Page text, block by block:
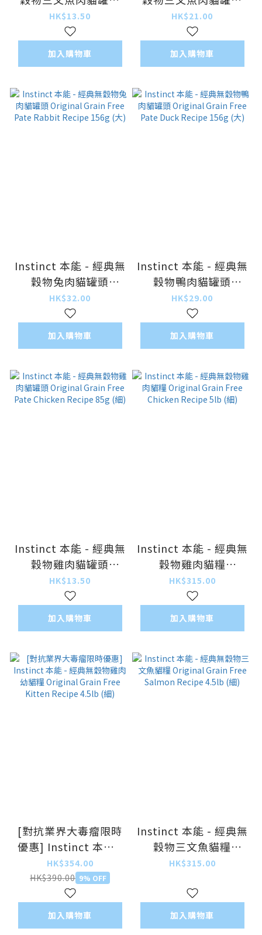
Original Grain Free
Pate Salmon Recipe
85g (細)
HK$13.50
加入購物車
Original Grain Free
Pate Salmon Recipe
156g (大)
HK$21.00
加入購物車
Instinct 本能 - 經典無
穀物兔肉貓罐頭
Original Grain Free
Pate Rabbit Recipe
156g (大)
HK$32.00
加入購物車
Instinct 本能 - 經典無
穀物鴨肉貓罐頭
Original Grain Free
Pate Duck Recipe
156g (大)
HK$29.00
加入購物車
Instinct 本能 - 經典無
穀物雞肉貓罐頭
Original Grain Free
Pate Chicken Recipe
85g (細)
HK$13.50
加入購物車
Instinct 本能 - 經典無
穀物雞肉貓糧
Original Grain Free
Chicken Recipe 5lb
(細)
HK$315.00
加入購物車
[對抗業界大毒瘤限時
優惠] Instinct 本能 -
經典無穀物雞肉幼貓糧
Original Grain Free
Kitten Recipe 4.5lb
(細)
HK$354.00
HK$390.00 9% OFF
加入購物車
Instinct 本能 - 經典無
穀物三文魚貓糧
Original Grain Free
(細)
HK$315.00
加入購物車